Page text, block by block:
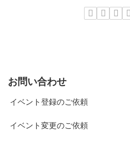
お問い合わせ
イベント登録のご依頼
イベント変更のご依頼